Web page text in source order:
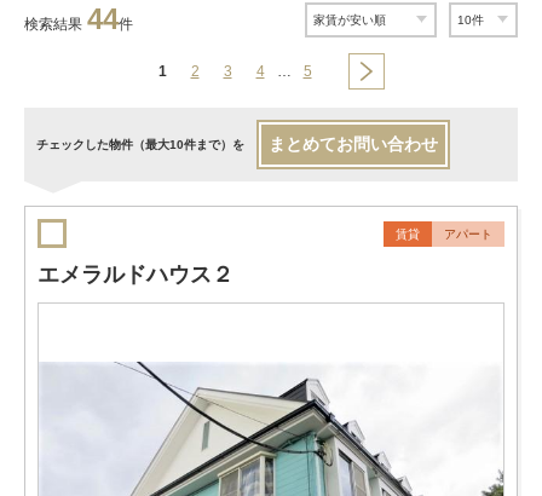
検索結果 44件
1 2 3 4 … 5
チェックした物件（最大10件まで）を まとめてお問い合わせ
賃貸 アパート
エメラルドハウス２